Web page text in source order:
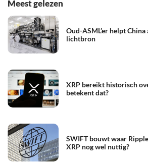
Meest gelezen
Oud-ASML’er helpt
lichtbron
XRP bereikt historisch
betekent dat?
SWIFT bouwt waar
XRP nog wel nuttig?